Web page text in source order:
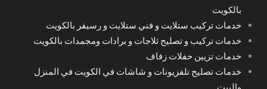
بالكويت
خدمات تركيب ستلايت و فني ستلايت و رسيفر بالكويت
خدمات تركيب و تصليح ثلاجات و برادات ومجمدات بالكويت
خدمات تزيين حفلات زفاف
خدمات تصليح تلفزيونات و شاشات في الكويت في المنزل
والبيت